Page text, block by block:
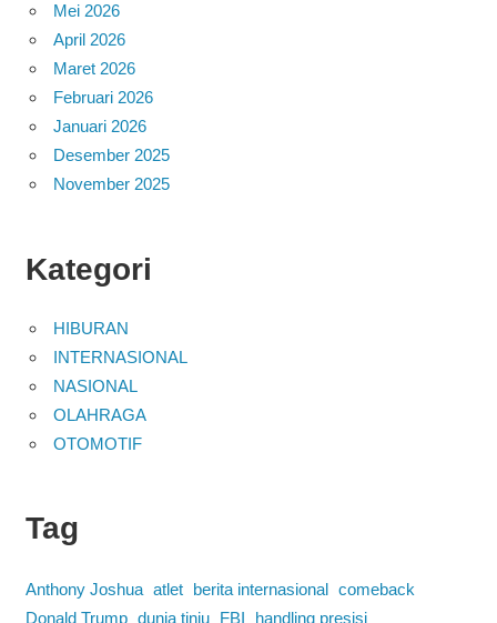
Mei 2026
April 2026
Maret 2026
Februari 2026
Januari 2026
Desember 2025
November 2025
Kategori
HIBURAN
INTERNASIONAL
NASIONAL
OLAHRAGA
OTOMOTIF
Tag
Anthony Joshua atlet berita internasional comeback
Donald Trump dunia tinju FBI
handling presisi